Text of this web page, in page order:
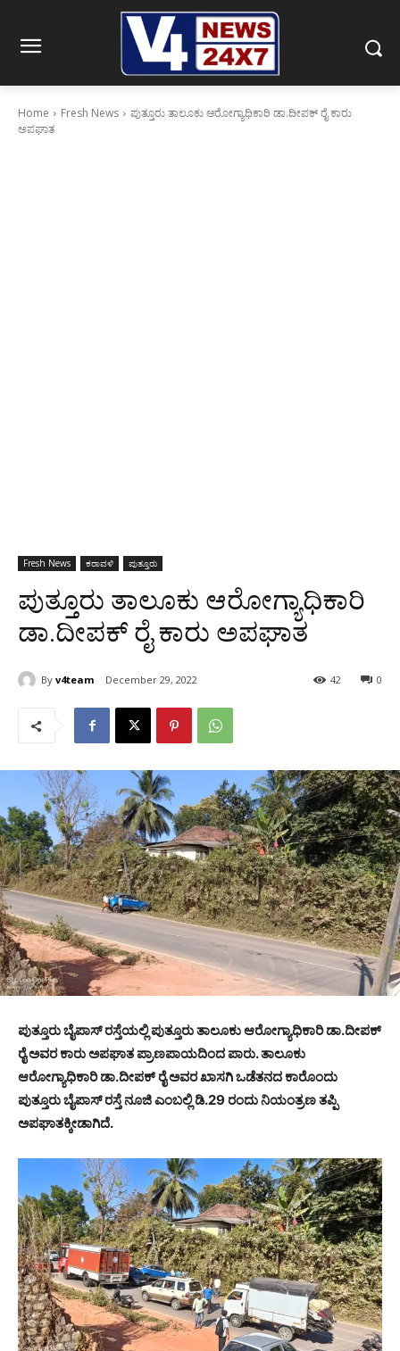
Home Fresh News
ಪುತ್ತೂರು ತಾಲೂಕು ಆರೋಗ್ಯಾಧಿಕಾರಿ ಡಾ.ದೀಪಕ್ ರೈ ಕಾರು
ಅಪಘಾತ
Fresh News ಕರಾವಳಿ ಪುತ್ತೂರು
ಪುತ್ತೂರು ತಾಲೂಕು ಆರೋಗ್ಯಾಧಿಕಾರಿ
ಡಾ.ದೀಪಕ್ ರೈ ಕಾರು ಅಪಘಾತ
By v4team December 29, 2022 0
42
ಪುತ್ತೂರು ಬೈಪಾಸ್ ರಸ್ತೆಯಲ್ಲಿ ಪುತ್ತೂರು ತಾಲೂಕು ಆರೋಗ್ಯಾಧಿಕಾರಿ ಡಾ.ದೀಪಕ್
ರೈ ಅವರ ಕಾರು ಅಪಘಾತ ಪ್ರಾಣಪಾಯದಿಂದ ಪಾರು. ತಾಲೂಕು
ಆರೋಗ್ಯಾಧಿಕಾರಿ ಡಾ.ದೀಪಕ್ ರೈ ಅವರ ಖಾಸಗಿ ಒಡೆತನದ ಕಾರೊಂದು
ಪುತ್ತೂರು ಬೈಪಾಸ್ ರಸ್ತೆ ನೂಜಿ ಎಂಬಲ್ಲಿ ಡಿ.29 ರಂದು ನಿಯಂತ್ರಣ ತಪ್ಪಿ
ಅಪಘಾತಕ್ಕೀಡಾಗಿದೆ.